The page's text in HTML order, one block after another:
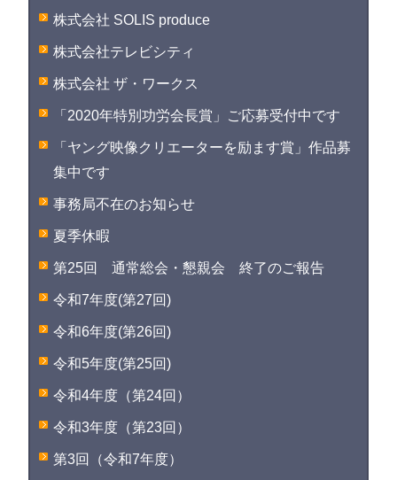
株式会社 SOLIS produce
株式会社テレビシティ
株式会社 ザ・ワークス
「2020年特別功労会長賞」ご応募受付中です
「ヤング映像クリエーターを励ます賞」作品募
集中です
事務局不在のお知らせ
夏季休暇
第25回 通常総会・懇親会 終了のご報告
令和7年度(第27回)
令和6年度(第26回)
令和5年度(第25回)
令和4年度（第24回）
令和3年度（第23回）
第3回（令和7年度）